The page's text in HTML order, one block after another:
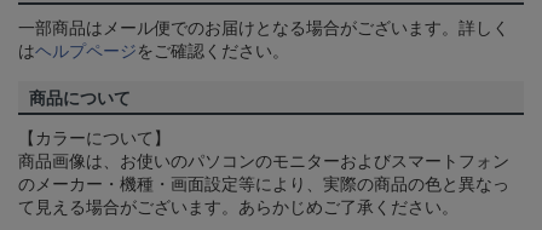
一部商品はメール便でのお届けとなる場合がございます。詳しく
はヘルプページをご確認ください。
商品について
【カラーについて】
商品画像は、お使いのパソコンのモニターおよびスマートフォン
のメーカー・機種・画面設定等により、実際の商品の色と異なっ
て見える場合がございます。あらかじめご了承ください。